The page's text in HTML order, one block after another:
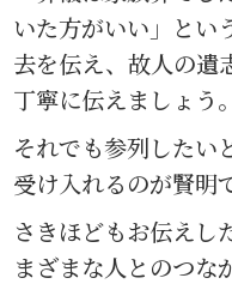
いた方がいい」とい
去を伝え、故人の遺
丁寧に伝えましょう。
それでも参列したい
受け入れるのが賢明
さきほどもお伝えし
まざまな人とのつな